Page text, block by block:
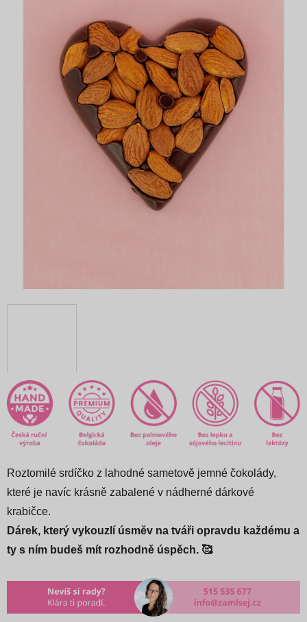
Roztomilé srdíčko z lahodné sametově jemné čokolády,
které je navíc krásně zabalené v nádherné dárkové
krabičce.
Dárek, který vykouzlí úsměv na tváři opravdu každému a
ty s ním budeš mít rozhodně úspěch. 🥰